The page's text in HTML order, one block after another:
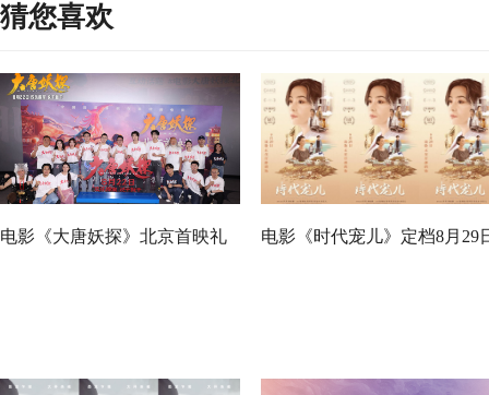
猜您喜欢
电影《大唐妖探》北京首映礼 电影《时代宠儿》定档8月29